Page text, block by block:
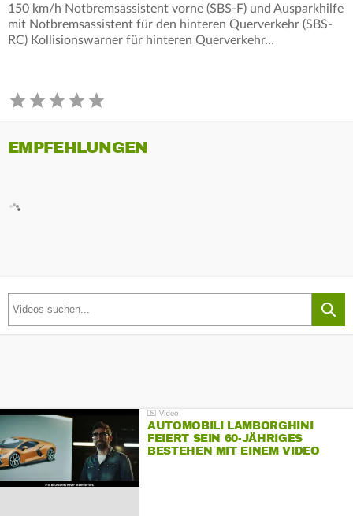
150 km/h Notbremsassistent vorne (SBS-F) und Ausparkhilfe
mit Notbremsassistent für den hinteren Querverkehr (SBS-
RC) Kollisionswarner für hinteren Querverkehr…
EMPFEHLUNGEN
AUTOMOBILI LAMBORGHINI
FEIERT SEIN 60-JÄHRIGES
BESTEHEN MIT EINEM VIDEO